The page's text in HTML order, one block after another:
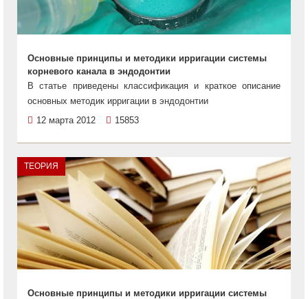
Основные принципы и методики ирригации системы
корневого канала в эндодонтии
В статье приведены классификация и краткое описание
основных методик ирригации в эндодонтии
12 марта 2012
15853
ТЕОРИЯ
Основные принципы и методики ирригации системы